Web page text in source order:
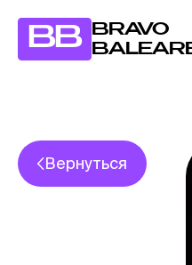
BB
BRAVO
Вернуться